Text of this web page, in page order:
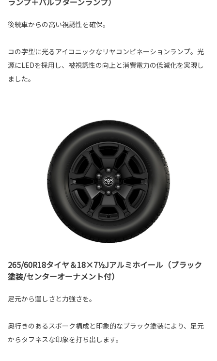
後続車からの高い視認性を確保。
コの字型に光るアイコニックなリヤコンビネーションランプ。光
源にLEDを採用し、被視認性の向上と消費電力の低減化を実現し
ました。
265/60R18タイヤ＆18×7½Jアルミホイール（ブラック
塗装/センターオーナメント付）
足元から逞しさと力強さを。
奥行きのあるスポーク構成と印象的なブラック塗装により、足元
からタフネスな印象を打ち出します。